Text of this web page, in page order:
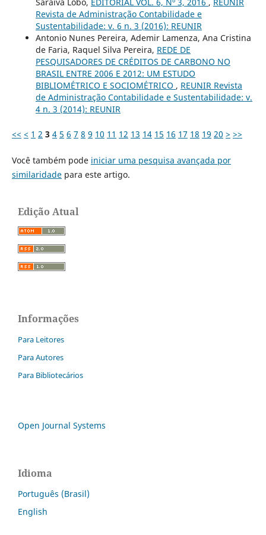
Revista de Administração Contabilidade e
Sustentabilidade: v. 6 n. 3 (2016): REUNIR
Antonio Nunes Pereira, Ademir Lamenza, Ana Cristina
de Faria, Raquel Silva Pereira, REDE DE
PESQUISADORES DE CRÉDITOS DE CARBONO NO
BRASIL ENTRE 2006 E 2012: UM ESTUDO
BIBLIOMÉTRICO E SOCIOMÉTRICO , REUNIR Revista
de Administração Contabilidade e Sustentabilidade: v.
4 n. 3 (2014): REUNIR
<< < 1 2 3 4 5 6 7 8 9 10 11 12 13 14 15 16 17 18 19 20 > >>
Você também pode iniciar uma pesquisa avançada por
similaridadepara este artigo.
Edição Atual
Informações
Para Leitores
Para Autores
Para Bibliotecários
Open Journal Systems
Idioma
Português (Brasil)
English